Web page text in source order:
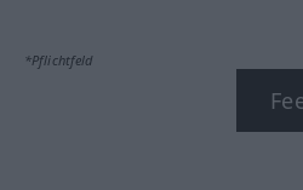
*Pflichtfeld